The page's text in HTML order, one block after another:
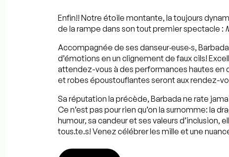
Enfin!! Notre étoile montante, la toujours
de la rampe dans son tout premier spectacle :
Accompagnée de ses danseur·euse·s,
d’émotions en un clignement de faux cils!
attendez-vous à des performances hautes en
et robes époustouflantes seront aux rendez-
Sa réputation la précède, Barbada ne rate
Ce n’est pas pour rien qu’on la surnomme: la
humour, sa candeur et ses valeurs d’inclusion,
tous.te.s! Venez célébrer les mille et une